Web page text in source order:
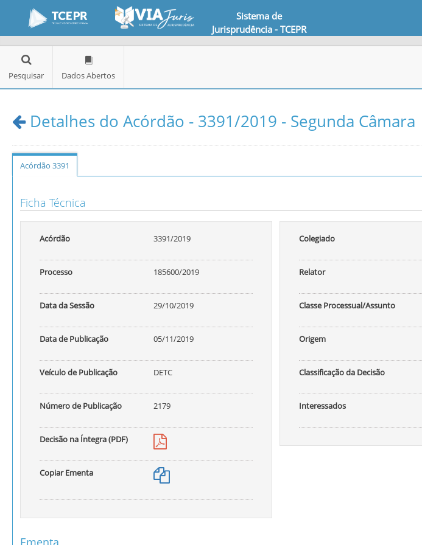
Sistema de
Jurisprudência - TCEPR
Pesquisar Dados Abertos
Detalhes do Acórdão - 3391/2019 - Segunda Câmara
Acórdão 3391
Ficha Técnica
Acórdão 3391/2019
Processo 185600/2019
Data da Sessão 29/10/2019
Data de Publicação 05/11/2019
Veículo de Publicação DETC
Número de Publicação 2179
Decisão na Íntegra (PDF)
Copiar Ementa
Colegiado
Relator
Classe Processual/Assunto
Origem
Classificação da Decisão
Interessados
Ementa